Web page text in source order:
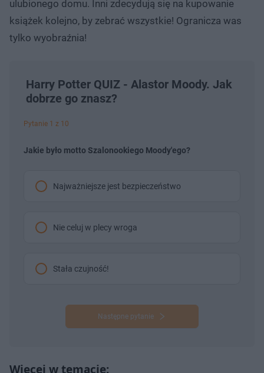
ulubionego domu. Inni zdecydują się na kupowanie
książek kolejno, by zebrać wszystkie! Ogranicza was
tylko wyobraźnia!
Harry Potter QUIZ - Alastor Moody. Jak
dobrze go znasz?
Pytanie 1 z 10
Jakie było motto Szalonookiego Moody'ego?
Najważniejsze jest bezpieczeństwo
Nie celuj w plecy wroga
Stała czujność!
Następne pytanie